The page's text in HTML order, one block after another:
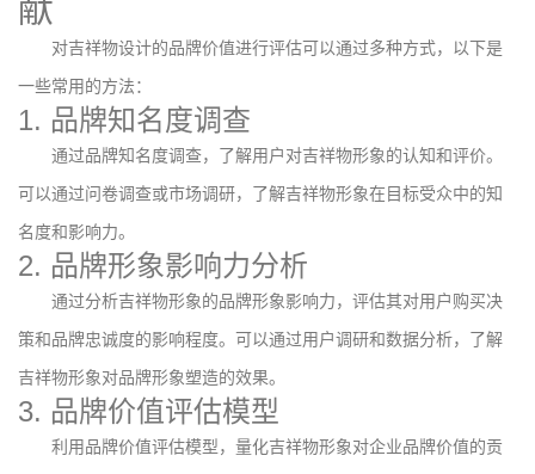
献
对吉祥物设计的品牌价值进行评估可以通过多种方式，以下是
一些常用的方法：
1. 品牌知名度调查
通过品牌知名度调查，了解用户对吉祥物形象的认知和评价。
可以通过问卷调查或市场调研，了解吉祥物形象在目标受众中的知
名度和影响力。
2. 品牌形象影响力分析
通过分析吉祥物形象的品牌形象影响力，评估其对用户购买决
策和品牌忠诚度的影响程度。可以通过用户调研和数据分析，了解
吉祥物形象对品牌形象塑造的效果。
3. 品牌价值评估模型
利用品牌价值评估模型，量化吉祥物形象对企业品牌价值的贡